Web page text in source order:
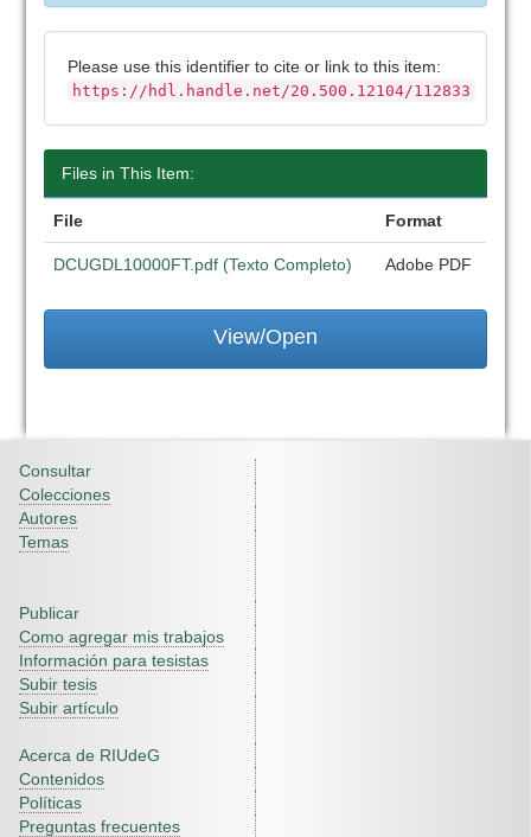
Please use this identifier to cite or link to this item:
https://hdl.handle.net/20.500.12104/112833
Files in This Item:
File Format
DCUGDL10000FT.pdf (Texto Completo) Adobe PDF
View/Open
Consultar
Colecciones
Autores
Temas
Publicar
Como agregar mis trabajos
Información para tesistas
Subir tesis
Subir artículo
Acerca de RIUdeG
Contenidos
Políticas
Preguntas frecuentes